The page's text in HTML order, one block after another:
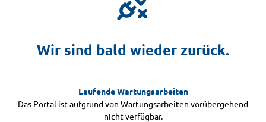
Wir sind bald wieder zurück.
Laufende Wartungsarbeiten
Das Portal ist aufgrund von Wartungsarbeiten vorübergehend
nicht verfügbar.